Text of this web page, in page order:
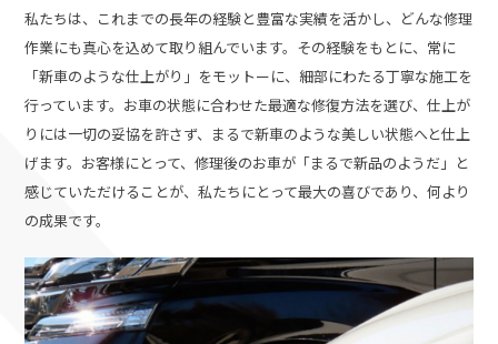
私たちは、これまでの長年の経験と豊富な実績を活かし、どんな修理
作業にも真心を込めて取り組んでいます。その経験をもとに、常に
「新車のような仕上がり」をモットーに、細部にわたる丁寧な施工を
行っています。お車の状態に合わせた最適な修復方法を選び、仕上が
りには一切の妥協を許さず、まるで新車のような美しい状態へと仕上
げます。 お客様にとって、修理後のお車が「まるで新品のようだ」と
感じていただけることが、私たちにとって最大の喜びであり、何より
の成果です。